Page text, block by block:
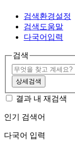
검색환경설정
검색도움말
다국어입력
검색
상세검색
결과 내 재검색
인기 검색어
다국어 입력